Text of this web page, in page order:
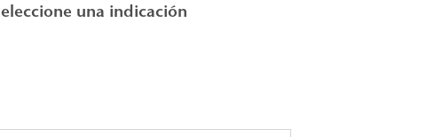
una indicación